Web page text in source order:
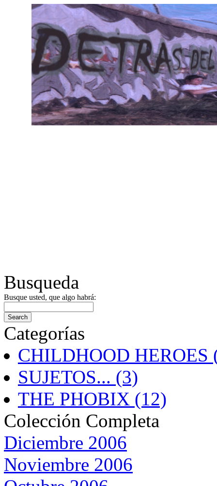
Busqueda
Busque usted, que algo habrá:
Categorías
CHILDHOOD HEROES
SUJETOS... (3)
THE PHOBIX (12)
Colección Completa
Diciembre 2006
Noviembre 2006